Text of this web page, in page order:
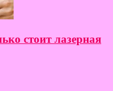
стоит лазерная